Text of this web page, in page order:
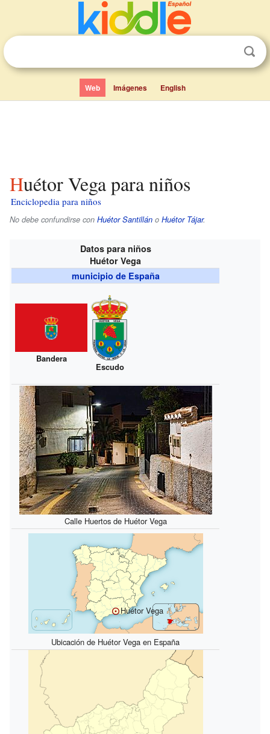
Web Imágenes English
Huétor Vega para niños
Enciclopedia para niños
No debe confundirse con Huétor Santillán o Huétor Tájar.
Datos para niños
Huétor Vega
municipio de España
Bandera
Escudo
Calle Huertos de Huétor Vega
Huétor Vega
Ubicación de Huétor Vega en España